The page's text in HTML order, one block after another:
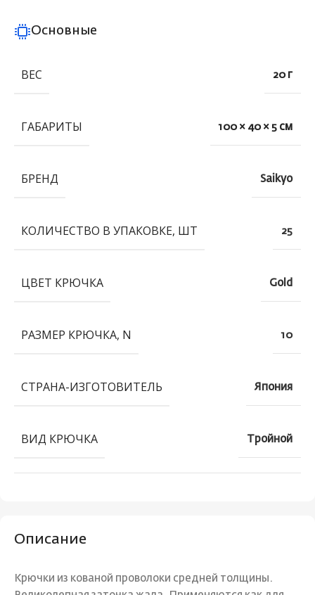
Описание
Крючки из кованой проволоки средней толщины.
Основные
ВЕС 20 г
ГАБАРИТЫ 100 × 40 × 5 см
БРЕНД Saikyo
КОЛИЧЕСТВО В УПАКОВКЕ, ШТ 25
ЦВЕТ КРЮЧКА Gold
РАЗМЕР КРЮЧКА, N 10
СТРАНА-ИЗГОТОВИТЕЛЬ Япония
ВИД КРЮЧКА Тройной